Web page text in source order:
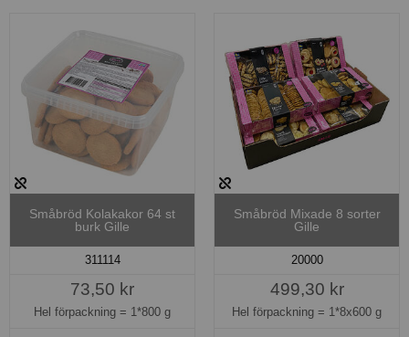
Småbröd Kolakakor 64 st
burk Gille
311114
73,50 kr
Hel förpackning = 1*800 g
Småbröd Mixade 8 sorter
Gille
20000
499,30 kr
Hel förpackning = 1*8x600 g